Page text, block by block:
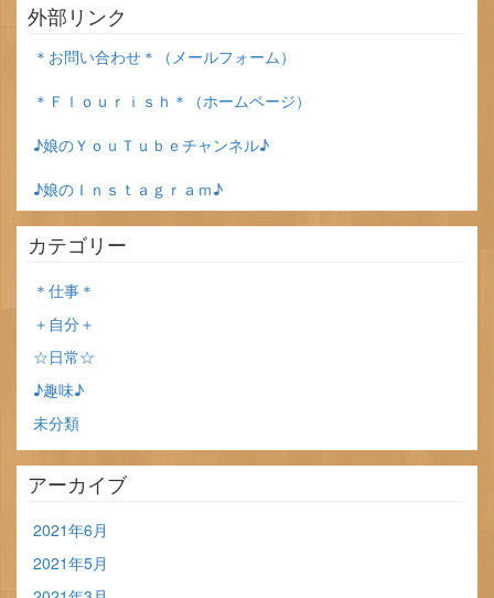
外部リンク
＊お問い合わせ＊（メールフォーム）
＊Ｆｌｏｕｒｉｓｈ＊（ホームページ）
♪娘のＹｏｕＴｕｂｅチャンネル♪
♪娘のＩｎｓｔａｇｒａｍ♪
カテゴリー
＊仕事＊
＋自分＋
☆日常☆
♪趣味♪
未分類
アーカイブ
2021年6月
2021年5月